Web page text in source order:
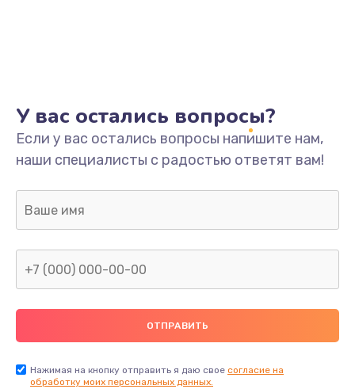
У вас остались вопросы?
Если у вас остались вопросы напишите нам,
наши специалисты с радостью ответят вам!
Нажимая на кнопку отправить я даю свое согласие на
обработку моих персональных данных.